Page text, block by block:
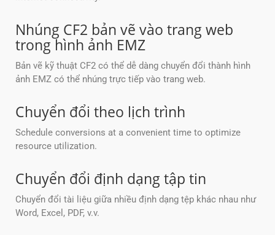
Nhúng CF2 bản vẽ vào trang web
trong hình ảnh EMZ
Bản vẽ kỹ thuật CF2 có thể dễ dàng chuyển đổi thành hình
ảnh EMZ có thể nhúng trực tiếp vào trang web.
Chuyển đổi theo lịch trình
Schedule conversions at a convenient time to optimize
resource utilization.
Chuyển đổi định dạng tập tin
Chuyển đổi tài liệu giữa nhiều định dạng tệp khác nhau như
Word, Excel, PDF, v.v.